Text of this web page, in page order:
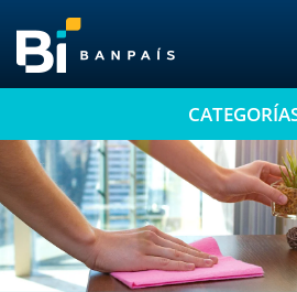
¡No te pierdas nuestro
Suscríbete a nuestro blog y recibe
electrónico, las noticias más relevantes.